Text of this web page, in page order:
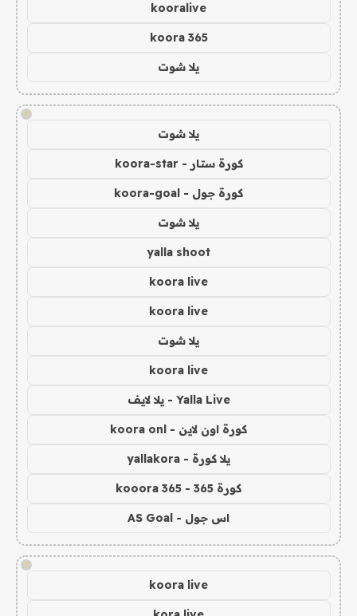
kooralive
koora 365
يلا شوت
!
يلا شوت
كورة ستار - koora-star
كورة جول - koora-goal
يلا شوت
yalla shoot
koora live
koora live
يلا شوت
koora live
Yalla Live - يلا لايف
كورة اون لاين - koora onl
يلا كورة - yallakora
كورة 365 - kooora 365
اس جول - AS Goal
!
koora live